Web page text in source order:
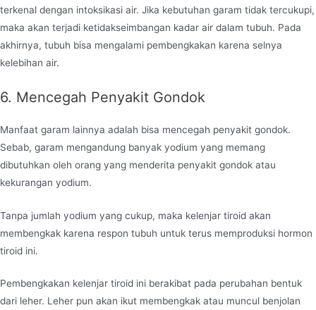
terkenal dengan intoksikasi air. Jika kebutuhan garam tidak tercukupi,
maka akan terjadi ketidakseimbangan kadar air dalam tubuh. Pada
akhirnya, tubuh bisa mengalami pembengkakan karena selnya
kelebihan air.
6. Mencegah Penyakit Gondok
Manfaat garam lainnya adalah bisa mencegah penyakit gondok.
Sebab, garam mengandung banyak yodium yang memang
dibutuhkan oleh orang yang menderita penyakit gondok atau
kekurangan yodium.
Tanpa jumlah yodium yang cukup, maka kelenjar tiroid akan
membengkak karena respon tubuh untuk terus memproduksi hormon
tiroid ini.
Pembengkakan kelenjar tiroid ini berakibat pada perubahan bentuk
dari leher. Leher pun akan ikut membengkak atau muncul benjolan